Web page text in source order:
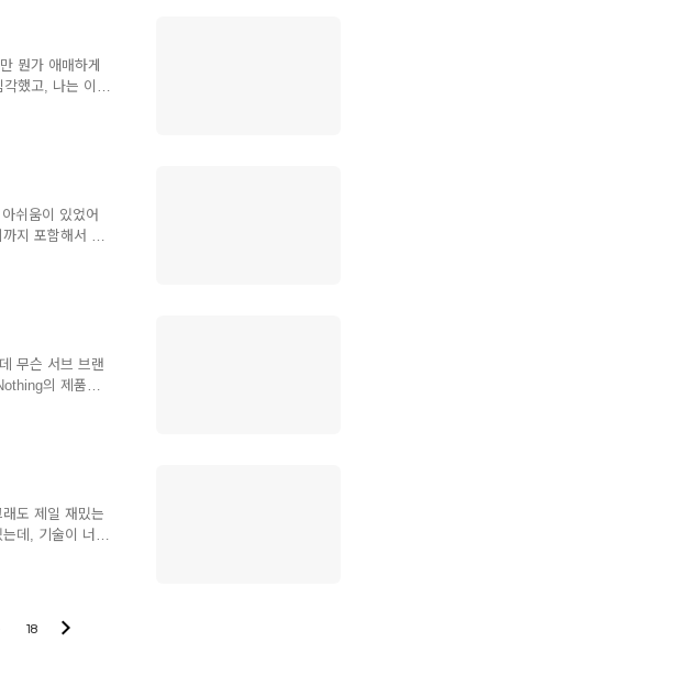
고 단순해서 놀
..
뭔가 애매하게
했고, 나는 이
이미지를 보면
상황이더라구.
만들던 내가,..
쉬움이 있었어
지 포함해서 20
이었거든.
민무늬 키캡이
유선으로 ..
무슨 서브 브랜
의 제품을
- 오늘 소개하
도의 느낌이야.
도 제일 재밌는
데, 기술이 너무
는 것 같아. 그래
를 만드는 느낌
이는 장점이 있
18